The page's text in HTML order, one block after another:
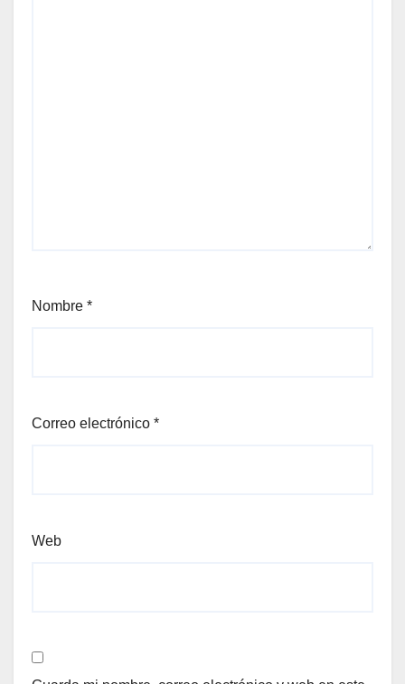
Nombre *
Correo electrónico *
Web